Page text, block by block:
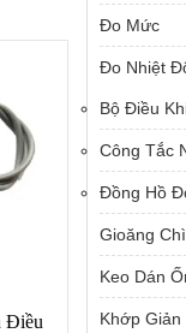
Điều
Đo Mức
Đo Nhiệt
Bộ Điều
Công Tắc
Đồng Hồ
Gioăng Chì
Keo Dán
Khớp Giản